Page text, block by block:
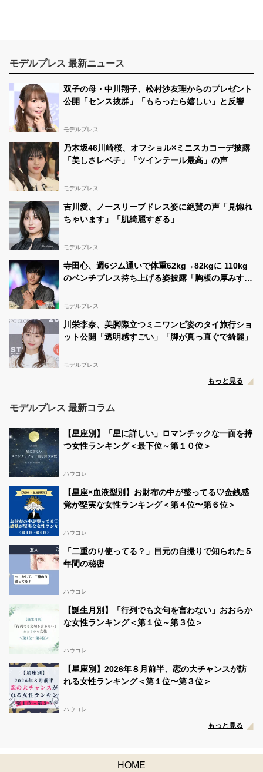
モデルプレス 最新ニュース
双子の母・中川翔子、松村沙友理からのプレゼント
公開「センス抜群」「もらったら嬉しい」と反響
モデルプレス
乃木坂46川崎桜、オフショル×ミニスカコーデ披露
「美しさレベチ」「ツインテール最高」の声
モデルプレス
吉川愛、ノースリーブドレス姿に絶賛の声「見惚れ
ちゃいます」「肌綺麗すぎる」
モデルプレス
寺田心、週6ジム通いで体重62kg→82kgに 110kg
のベンチプレス持ち上げる姿披露「胸板の厚みすご
モデルプレス
川栄李奈、美脚際立つミニワンピ姿のタイ旅行ショ
ット公開「透明感すごい」「脚が真っ直ぐで綺麗」
モデルプレス
もっと見る
モデルプレス 最新コラム
【星座別】「星に詳しい」ロマンチックな一面を持
つ女性ランキング＜最下位～第１０位＞
ハウコレ
【星座×血液型別】お財布の中が整ってる♡金銭感
覚が堅実な女性ランキング＜第４位〜第６位＞
ハウコレ
「二重のり使ってる？」目元の自撮りで知られた５
年間の秘密
ハウコレ
【誕生月別】「行列でも文句を言わない」おおらか
な女性ランキング＜第１位～第３位＞
ハウコレ
【星座別】2026年８月前半、恋の大チャンスが訪
れる女性ランキング＜第１位〜第３位＞
ハウコレ
もっと見る
HOME